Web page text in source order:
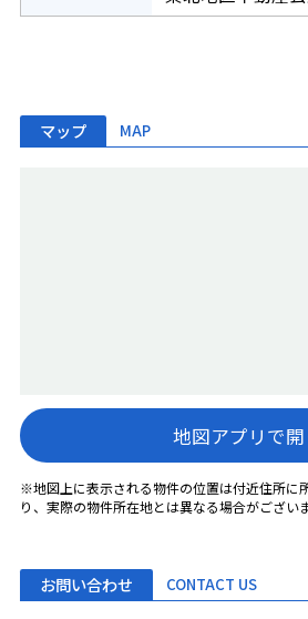
マップ MAP
地図アプリで開
※地図上に表示される物件の位置は付近住所に
り、実際の物件所在地とは異なる場合がございま
お問い合わせ CONTACT US